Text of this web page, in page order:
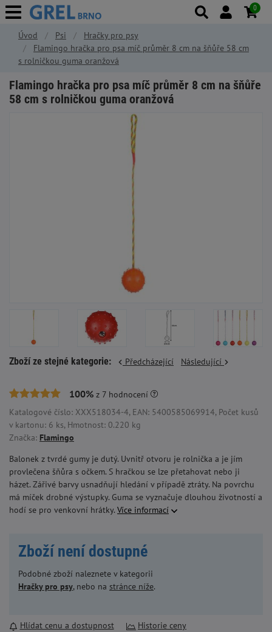
Úvod Psi
Hračky pro psy
Flamingo hračka pro psa míč průměr 8 cm na šňůře 58 cm
s rolničkou guma oranžová
Flamingo hračka pro psa míč průměr 8 cm na šňůře
58 cm s rolničkou guma oranžová
Zboží ze stejné kategorie: Předcházející Následující
100% z 7 hodnocení
Katalogové číslo: XXX518034-4, EAN: 5400585069914, Počet kusů
v kartonu: 6 ks, Hmotnost: 0.220 kg
Značka: Flamingo
Balonek z tvrdé gumy je dutý. Uvnitř otvoru je rolnička a je jím
provlečena šňůra s očkem. S hračkou se lze přetahovat nebo ji
házet. Zářivé barvy usnadňují hledání v případě ztráty. Na povrchu
má míček drobné výstupky. Guma se vyznačuje dlouhou životností a
hodí se pro venkovní hrátky. Více informací
Zboží není dostupné
Podobné zboží naleznete v kategorii
Hračky pro psy, nebo na stránce níže.
Hlídat cenu a dostupnost Historie ceny
0